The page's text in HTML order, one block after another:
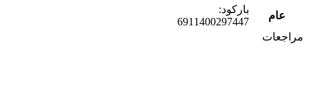
عام
باركود:
6911400297447
مراجعات